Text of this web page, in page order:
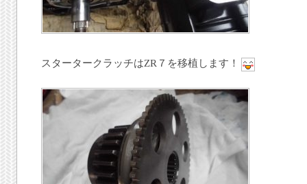
スタータークラッチはZR７を移植します！